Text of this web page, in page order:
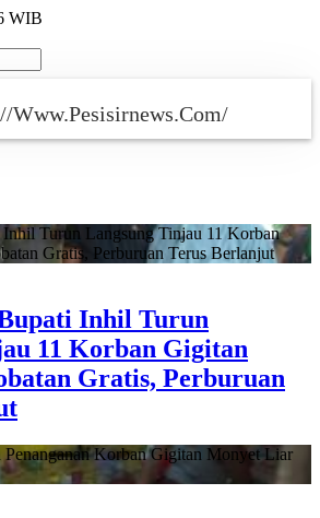
WIB
Inhil Turun
11 Korban Gigitan
Gratis, Perburuan